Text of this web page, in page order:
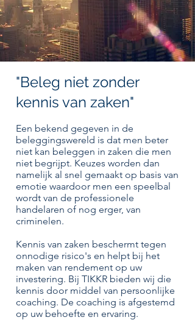
"Beleg niet zonder
kennis van zaken"
​Een bekend gegeven in de
beleggingswereld is dat men beter
niet kan beleggen in zaken die men
niet begrijpt. Keuzes worden dan
namelijk al snel gemaakt op basis van
emotie waardoor men een speelbal
wordt van de professionele
handelaren of nog erger, van
criminelen.
Kennis van zaken beschermt tegen
onnodige risico's en helpt bij het
maken van rendement op uw
investering. Bij TIKKR bieden wij die
kennis door middel van persoonlijke
coaching. De coaching is afgestemd
op uw behoefte en ervaring.